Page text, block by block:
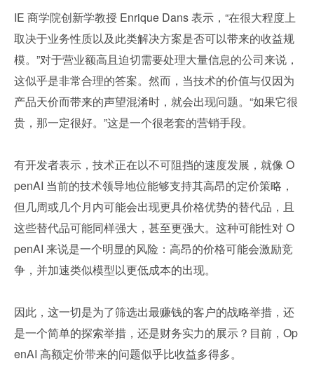
IE 商学院创新学教授 Enrique Dans 表示，“在很大程度上
取决于业务性质以及此类解决方案是否可以带来的收益规
模。”对于营业额高且迫切需要处理大量信息的公司来说，
这似乎是非常合理的答案。然而，当技术的价值与仅因为
产品天价而带来的声望混淆时，就会出现问题。“如果它很
贵，那一定很好。”这是一个很老套的营销手段。
有开发者表示，技术正在以不可阻挡的速度发展，就像 O
penAI 当前的技术领导地位能够支持其高昂的定价策略，
但几周或几个月内可能会出现更具价格优势的替代品，且
这些替代品可能同样强大，甚至更强大。这种可能性对 O
penAI 来说是一个明显的风险：高昂的价格可能会激励竞
争，并加速类似模型以更低成本的出现。
因此，这一切是为了筛选出最赚钱的客户的战略举措，还
是一个简单的探索举措，还是财务实力的展示？目前，Op
enAI 高额定价带来的问题似乎比收益多得多。